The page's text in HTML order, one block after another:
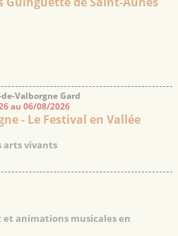
Valborgne Gard
au 06/08/2026
- Le Festival en Vallée
arts vivants
animations musicales en